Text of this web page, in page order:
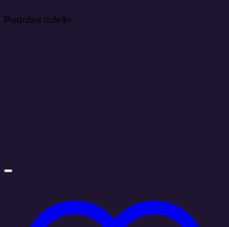
Podobni izdelki